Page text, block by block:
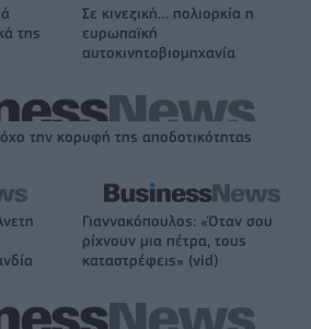
της
Σε κινεζική… πολιορκία η
ευρωπαϊκή
αυτοκινητοβιομηχανία
την κορυφή της αποδοτικότητας
Γιαννακόπουλος: «Όταν σου
ρίχνουν μια πέτρα, τους
καταστρέφεις» (vid)